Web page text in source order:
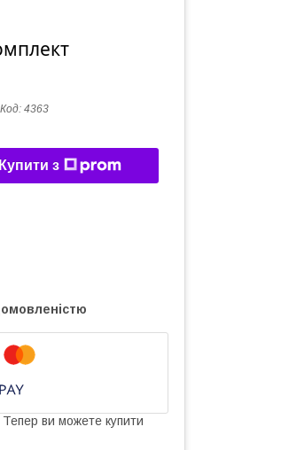
Код: 4363
Купити з
Тепер ви можете купити